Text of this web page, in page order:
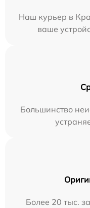
Наш курьер в
ваше
Большинство
Более 20 тыс.